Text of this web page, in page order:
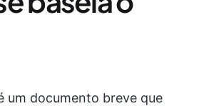
um documento breve que